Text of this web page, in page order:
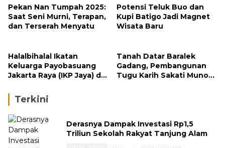
Pekan Nan Tumpah 2025:
Saat Seni Murni, Terapan,
dan Terserah Menyatu
Potensi Teluk Buo dan
Kupi Batigo Jadi Magnet
Wisata Baru
Halalbihalal Ikatan
Keluarga Payobasuang
Jakarta Raya (IKP Jaya) di
Tokoh Nasional dan
Gubernur Banten
Tanah Datar Baralek
Gadang, Pembangunan
Tugu Karih Sakati Muno
Terkini
Derasnya Dampak Investasi Rp1,5
Triliun Sekolah Rakyat Tanjung Alam